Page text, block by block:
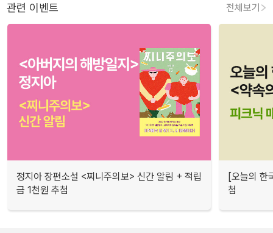
관련 이벤트 전체보기
정지아 장편소설 <찌니주의보> 신간 알림 + 적립
금 1천원 추첨
[오늘의 한
첨